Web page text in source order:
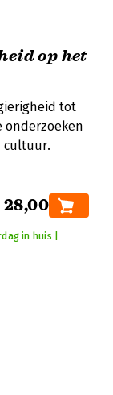
op het
tot
onderzoeken
cultuur.
in huis |